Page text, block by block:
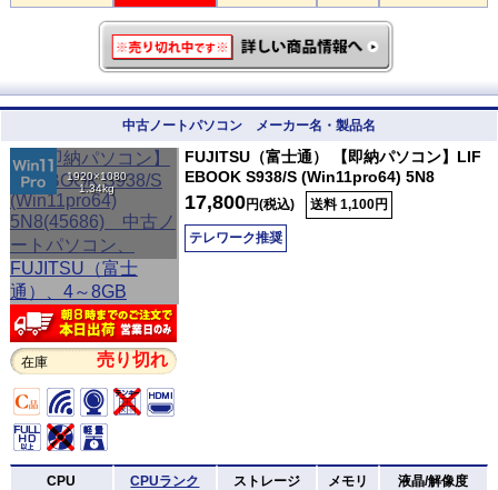
中古ノートパソコン メーカー名・製品名
1920×1080
1.34kg
在庫 売り切れ
FUJITSU（富士通） 【即納パソコン】LIF
EBOOK S938/S (Win11pro64) 5N8
17,800円(税込) 送料 1,100円
テレワーク推奨
CPU CPUランク ストレージ メモリ 液晶/解像度